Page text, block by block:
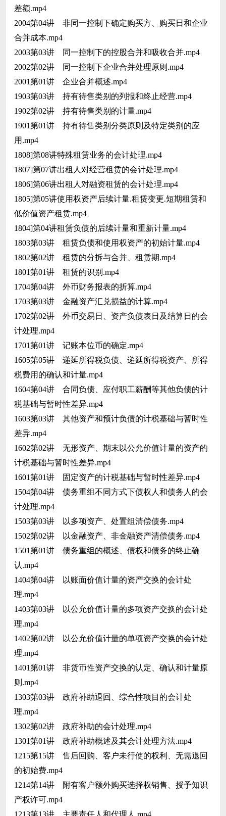
差额.mp4
2004第04讲 非同一控制下确定购买方、购买日和企业
合并成本.mp4
2003第03讲 同一控制下的控股合并和吸收合并.mp4
2002第02讲 同一控制下企业合并处理原则.mp4
2001第01讲 企业合并概述.mp4
1903第03讲 持有待售类别的列报和终止经营.mp4
1902第02讲 持有待售类别的计量.mp4
1901第01讲 持有待售类别分类原则及特定类别的应
用.mp4
1808]第08讲特殊租赁业务的会计处理.mp4
1807]第07讲出租人对经营租赁的会计处理.mp4
1806]第06讲出租人对融资租赁的会计处理.mp4
1805]第05讲使用权资产后续计量.租赁变更.短期租赁和
低价值资产租赁.mp4
1804]第04讲租赁负债的后续计量和重新计量.mp4
1803第03讲 租赁负债和使用权资产的初始计量.mp4
1802第02讲 租赁的分拆与合并、租赁期.mp4
1801第01讲 租赁的识别.mp4
1704第04讲 外币财务报表的折算.mp4
1703第03讲 金融资产汇兑损益的计算.mp4
1702第02讲 外币交易日、资产负债表日及结算日的会
计处理.mp4
1701第01讲 记账本位币的确定.mp4
1605第05讲 递延所得税负债、递延所得税资产、所得
税费用的确认和计量.mp4
1604第04讲 合同负债、应付职工薪酬等其他负债的计
税基础与暂时性差异.mp4
1603第03讲 其他资产和预计负债的计税基础与暂时性
差异.mp4
1602第02讲 无形资产、期末以公允价值计量的资产的
计税基础与暂时性差异.mp4
1601第01讲 固定资产的计税基础与暂时性差异.mp4
1504第04讲 债务重组不同方式下债权人和债务人的会
计处理.mp4
1503第03讲 以多项资产、处置组清偿债务.mp4
1502第02讲 以金融资产、非金融资产清偿债务.mp4
1501第01讲 债务重组的概述、债权和债务的终止确
认.mp4
1404第04讲 以账面价值计量的资产交换的会计处
理.mp4
1403第03讲 以公允价值计量的多项资产交换的会计处
理.mp4
1402第02讲 以公允价值计量的单项资产交换的会计处
理.mp4
1401第01讲 非货币性资产交换的认定、确认和计量原
则.mp4
1303第03讲 政府补助退回、综合性项目的会计处
理.mp4
1302第02讲 政府补助的会计处理.mp4
1301第01讲 政府补助概述及其会计处理方法.mp4
1215第15讲 售后回购、客户未行使的权利、无需退回
的初始费.mp4
1214第14讲 附有客户额外购买选择权销售、授予知识
产权许可.mp4
1213第13讲 主要责任人和代理人.mp4